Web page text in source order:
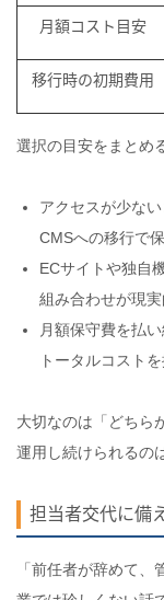
月額コスト目安
移行時の初期費用
選択の目安をまとめ
アクセスが少な
CMSへの移行で
ECサイトや独自
組み合わせが現実
月額保守費を払
トータルコスト
大切なのは「どちら
運用し続けられるの
担当者交代に備
「前任者が辞めて